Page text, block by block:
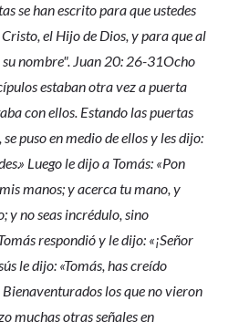
se han escrito para que ustedes
Cristo, el Hijo de Dios, y para que al
su nombre". Juan 20: 26-31Ocho
estaban otra vez a puerta
con ellos. Estando las puertas
puso en medio de ellos y les dijo:
Luego le dijo a Tomás: «Pon
manos; y acerca tu mano, y
y no seas incrédulo, sino
respondió y le dijo: «¡Señor
le dijo: «Tomás, has creído
los que no vieron
muchas otras señales en